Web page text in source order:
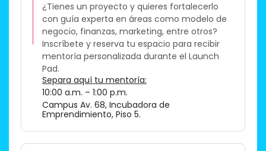
¿Tienes un proyecto y quieres fortalecerlo
con guía experta en áreas como modelo de
negocio, finanzas, marketing, entre otros?
Inscríbete y reserva tu espacio para recibir
mentoría personalizada durante el Launch
Pad.
Separa aquí tu mentoría:
10:00 a.m. – 1:00 p.m.
Campus Av. 68, Incubadora de
Emprendimiento, Piso 5.